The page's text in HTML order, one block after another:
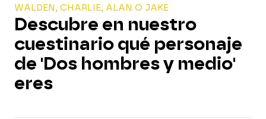
WALDEN, CHARLIE, ALAN O JAKE
Descubre en nuestro
cuestinario qué personaje
de 'Dos hombres y medio'
eres